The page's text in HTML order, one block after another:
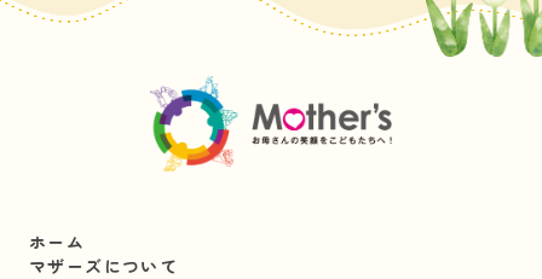
ホーム
マザーズについて